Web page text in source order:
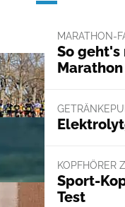
MARATHON-
So geht's
Marathon
KOPFHÖRER
Sport-
Test